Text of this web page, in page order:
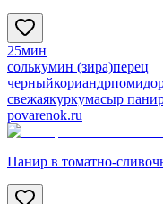
25мин
солькумин (зира)перец
черныйкориандр
свежаякуркумасыр
povarenok.ru
Панир в томатно-